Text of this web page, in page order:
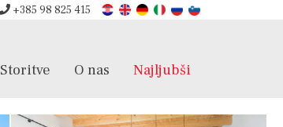
+385 98 825 415
Storitve O nas Najljubši